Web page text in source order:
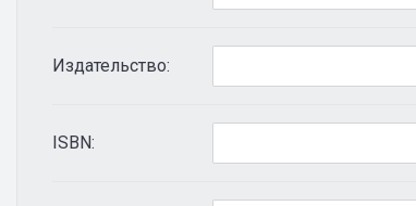
Издательство:
ISBN: